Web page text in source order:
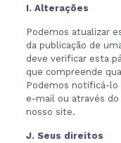
I. Alterações
Podemos atualizar
da publicação de
deve verificar esta
que compreende
Podemos notificá-
e-mail ou através
nosso site.
J. Seus direitos